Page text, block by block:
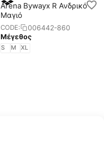
Arena Bywayx R Ανδρικό
Μαγιό
CODE:
006442-860
Μέγεθος
S M XL